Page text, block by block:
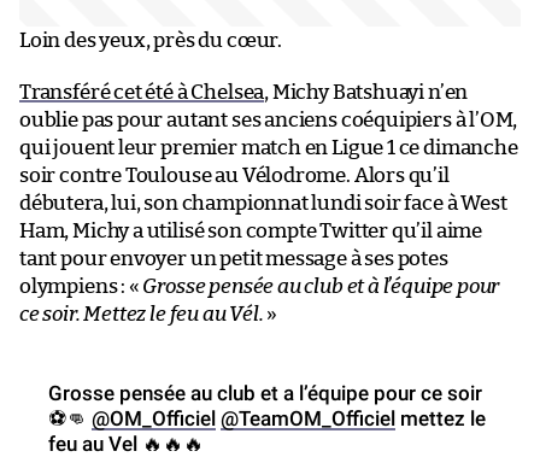
Loin des yeux, près du cœur.
Transféré cet été à Chelsea, Michy Batshuayi n’en
oublie pas pour autant ses anciens coéquipiers à l’OM,
qui jouent leur premier match en Ligue 1 ce dimanche
soir contre Toulouse au Vélodrome. Alors qu’il
débutera, lui, son championnat lundi soir face à West
Ham, Michy a utilisé son compte Twitter qu’il aime
tant pour envoyer un petit message à ses potes
olympiens : « Grosse pensée au club et à l’équipe pour
ce soir. Mettez le feu au Vél. »
Grosse pensée au club et a l’équipe pour ce soir
⚽👊 @OM_Officiel @TeamOM_Officiel mettez le
feu au Vel 🔥🔥🔥